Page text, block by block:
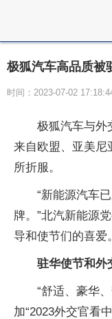
极狐汽车高品质被
时间：2023-07-02
极狐汽车与外
来自欧盟、亚美尼
所折服。
“新能源汽车
牌。”北汽新能源
导和使节们的喜爱
驻华使节和外
“舒适、豪华
加“2023外交官看